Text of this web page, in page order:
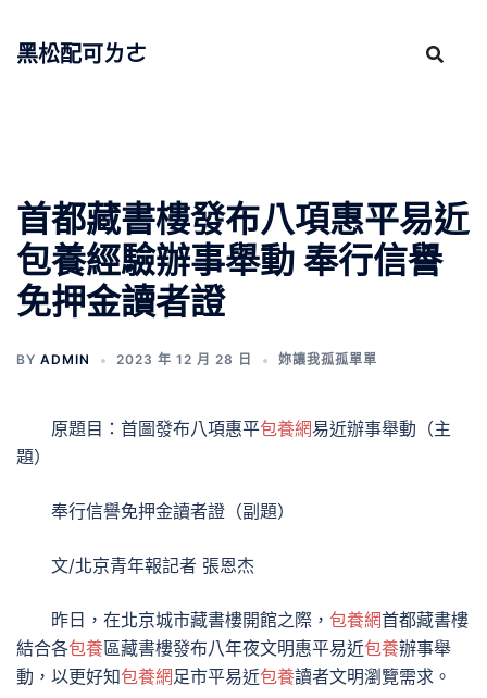
黑松配可ㄌㄜ
首都藏書樓發布八項惠平易近
包養經驗辦事舉動 奉行信譽
免押金讀者證
BY ADMIN 2023 年 12 月 28 日 妳讓我孤孤單單
原題目：首圖發布八項惠平包養網易近辦事舉動（主
題）
奉行信譽免押金讀者證（副題）
文/北京青年報記者 張恩杰
昨日，在北京城市藏書樓開館之際， 包養網首都藏書樓
結合各包養區藏書樓發布八年夜文明惠平易近包養辦事舉
動，以更好知包養網足市平易近包養讀者文明瀏覽需求。